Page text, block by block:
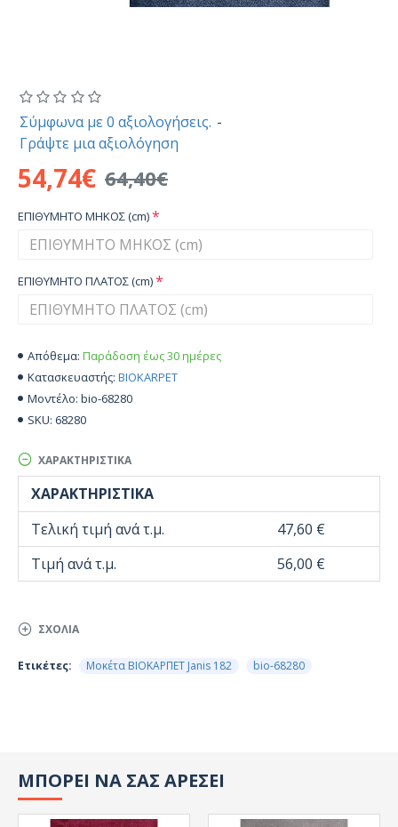
Απόθεμα: Παράδοση έως 30 ημέρες
Κατασκευαστής: BIOKARPET
Μοντέλο: bio-68280
SKU: 68280
Σύμφωνα με 0 αξιολογήσεις. -
Γράψτε μια αξιολόγηση
54,74€ 64,40€
ΕΠΙΘΥΜΗΤΟ ΜΗΚΟΣ (cm)
ΕΠΙΘΥΜΗΤΟ ΠΛΑΤΟΣ (cm)
ΧΑΡΑΚΤΗΡΙΣΤΙΚΆ
ΧΑΡΑΚΤΗΡΙΣΤΙΚΆ
Τελική τιμή ανά τ.μ.
47,60 €
Τιμή ανά τ.μ.
56,00 €
ΣΧΌΛΙΑ
Ετικέτες: Μοκέτα ΒΙΟΚΑΡΠΕΤ Janis 182 bio-68280
ΜΠΟΡΕΙ ΝΑ ΣΑΣ ΑΡΕΣΕΙ